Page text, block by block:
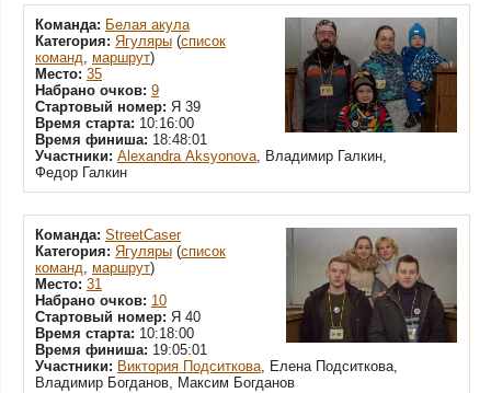
Команда: Белая акула
Категория: Ягуляры (список
команд, маршрут)
Место: 35
Набрано очков: 9
Стартовый номер: Я 39
Время старта: 10:16:00
Время финиша: 18:48:01
Участники: Alexandra Aksyonova, Владимир Галкин,
Федор Галкин
Команда: StreetCaser
Категория: Ягуляры (список
команд, маршрут)
Место: 31
Набрано очков: 10
Стартовый номер: Я 40
Время старта: 10:18:00
Время финиша: 19:05:01
Участники: Виктория Подситкова, Елена Подситкова,
Владимир Богданов, Максим Богданов